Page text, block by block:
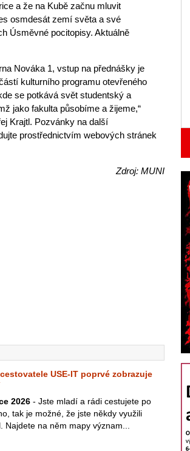
a že na Kubě začnu mluvit
osmdesát zemí světa a své
Úsměvné pocitopisy. Aktuálně
Nováka 1, vstup na přednášky je
kulturního programu otevřeného
se potkává svět studentský a
jako fakulta působíme a žijeme,“
Krajtl. Pozvánky na další
prostřednictvím webových stránek
Zdroj: MUNI
USE-IT poprvé zobrazuje
2026 - Jste mladí a rádi cestujete po
tak je možné, že jste někdy využili
Najdete na něm mapy význam...